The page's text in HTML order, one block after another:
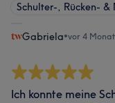
Schulter-, Rücken- &
Gabriela•vor 4
Ich konnte meine